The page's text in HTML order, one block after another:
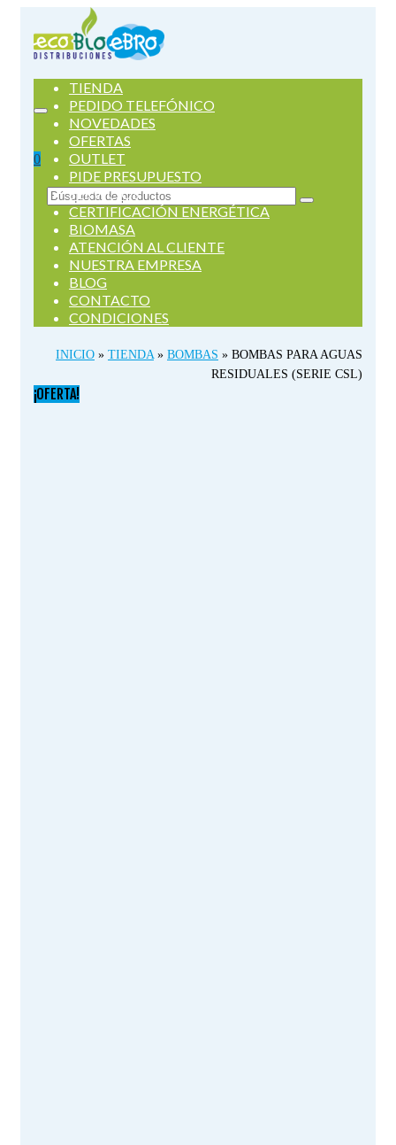
0
Buscar
por:
TIENDA
PEDIDO TELEFÓNICO
NOVEDADES
OFERTAS
OUTLET
PIDE PRESUPUESTO
SERVICIOS
CERTIFICACIÓN ENERGÉTICA
BIOMASA
ATENCIÓN AL CLIENTE
NUESTRA EMPRESA
BLOG
CONTACTO
CONDICIONES
INICIO » TIENDA » BOMBAS » BOMBAS PARA AGUAS
RESIDUALES (SERIE CSL)
¡OFERTA!